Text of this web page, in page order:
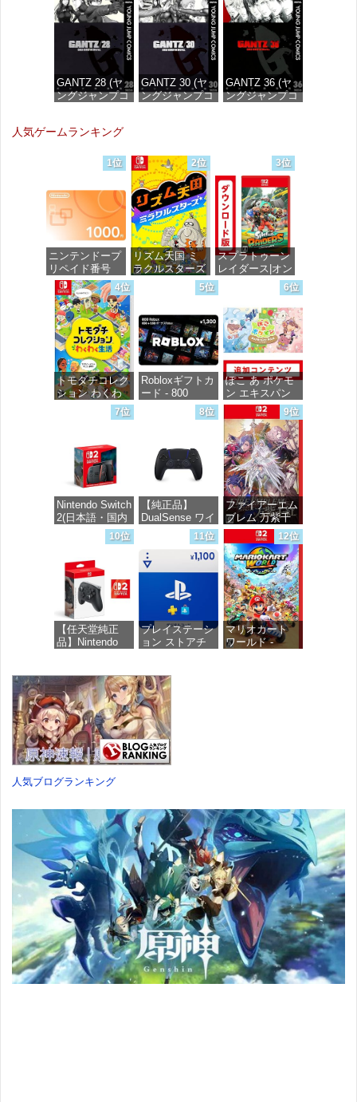
価格：¥647 価格：¥647 価格：¥647
GANTZ 28 (ヤ
ングジャンプコ
GANTZ 30 (ヤ
ングジャンプコ
GANTZ 36 (ヤ
ングジャンプコ
人気ゲームランキング
1位
ニンテンドープ
リペイド番号
1000円|オンラ
インコード版
価格：¥1,000
2位
リズム天国 ミ
ラクルスターズ
-Switch
3位
スプラトゥーン
レイダース|オン
ラインコード版
価格：¥5,832
4位
トモダチコレク
ション わくわ
く生活 -Switch
5位
Robloxギフトカ
ード - 800
Robux 【限定バ
ーチャルアイテ
ームコード】
ロブロックス |
オンラインコー
ド版
価格：¥1,300
6位
ぽこ あ ポケモ
ン エキスパン
ションパス|オン
ラインコード版
価格：¥4,400
7位
Nintendo Switch
2(日本語・国内
価格：¥55,871
8位
【純正品】
DualSense ワイ
ヤレスコントロ
ーラー ミッド
ナイト ブラッ
ク(CFI-
ZCT2J01)
価格：¥10,737
9位
ファイアーエム
ブレム 万紫千
紅 -Switch2
価格：¥8,979
10位
【任天堂純正
品】Nintendo
【Amazon.co.jp
限定特典】
Nintendo Switch
2 ロゴデザイン
ステッカー 同
梱
11位
プレイステーシ
ョン ストアチ
ド版
価格：¥1,100
12位
マリオカート
ワールド -
人気ブログランキング